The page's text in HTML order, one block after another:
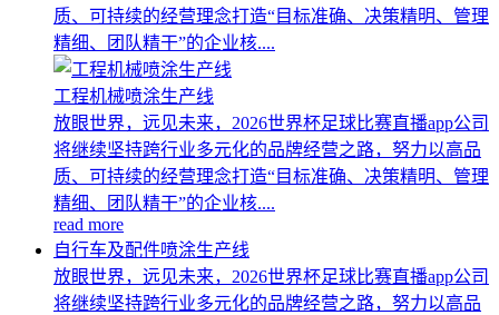
质、可持续的经营理念打造“目标准确、决策精明、管理
精细、团队精干”的企业核....
工程机械喷涂生产线
放眼世界，远见未来，2026世界杯足球比赛直播app公司
将继续坚持跨行业多元化的品牌经营之路，努力以高品
质、可持续的经营理念打造“目标准确、决策精明、管理
精细、团队精干”的企业核....
read more
自行车及配件喷涂生产线
放眼世界，远见未来，2026世界杯足球比赛直播app公司
将继续坚持跨行业多元化的品牌经营之路，努力以高品